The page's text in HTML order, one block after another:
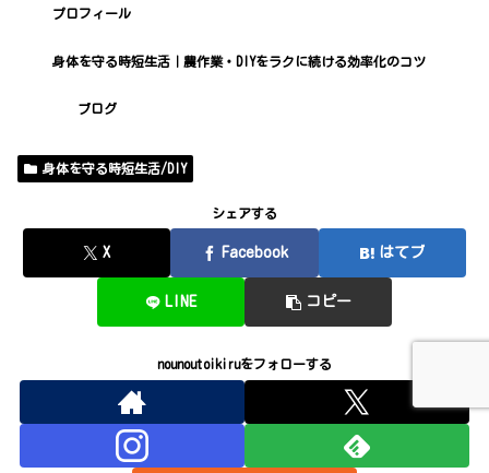
プロフィール
身体を守る時短生活｜農作業・DIYをラクに続ける効率化のコツ
ブログ
身体を守る時短生活/DIY
シェアする
X Facebook はてブ
LINE コピー
nounoutoikiruをフォローする